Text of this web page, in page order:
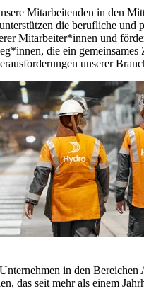
Mitarbeitenden in den
die berufliche und
Mitarbeiter*innen und
die ein gemeinsames
unserer
in den Bereichen
das seit mehr als einem